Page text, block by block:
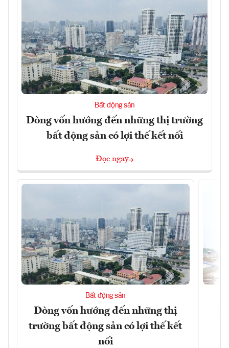
Bất động sản
Dòng vốn hướng đến những thị trường
bất động sản có lợi thế kết nối
Đọc ngay
Bất động sản
Dòng vốn hướng đến những thị
trường bất động sản có lợi thế kết
nối